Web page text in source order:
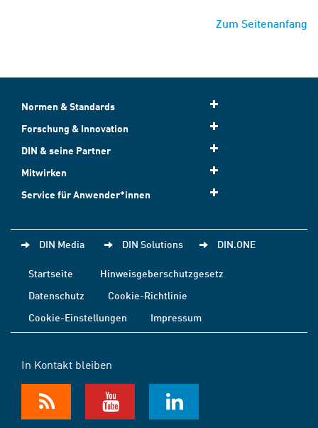
Zum Seitenanfang
Normen & Standards
Forschung & Innovation
DIN & seine Partner
Mitwirken
Service für Anwender*innen
DIN Media DIN Solutions DIN.ONE
Startseite
Hinweisgeberschutzgesetz
Datenschutz
Cookie-Richtlinie
Cookie-Einstellungen
Impressum
In Kontakt bleiben